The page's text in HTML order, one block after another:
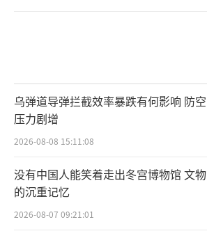
乌弹道导弹拦截效率暴跌有何影响 防空
压力剧增
2026-08-08 15:11:08
没有中国人能笑着走出冬宫博物馆 文物
的沉重记忆
2026-08-07 09:21:01